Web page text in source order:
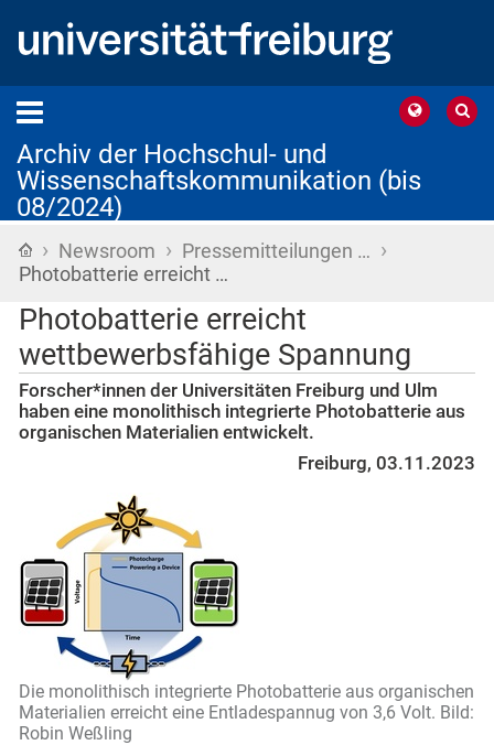
Archiv der Hochschul- und
Wissenschaftskommunikation (bis
08/2024)
Startseite
› Newsroom › Pressemitteilungen … ›
Photobatterie erreicht …
Photobatterie erreicht
wettbewerbsfähige Spannung
Forscher*innen der Universitäten Freiburg und Ulm
haben eine monolithisch integrierte Photobatterie aus
organischen Materialien entwickelt.
Freiburg, 03.11.2023
Die monolithisch integrierte Photobatterie aus organischen
Materialien erreicht eine Entladespannug von 3,6 Volt. Bild:
Robin Weßling